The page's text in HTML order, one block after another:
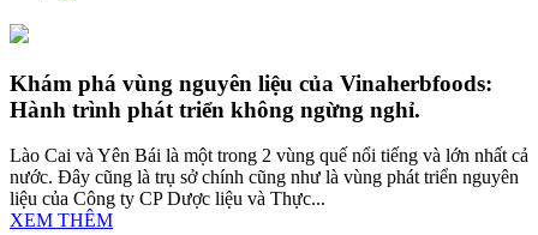
Khám phá vùng nguyên liệu của Vinaherbfoods:
Hành trình phát triển không ngừng nghỉ.
Lào Cai và Yên Bái là một trong 2 vùng quế nổi tiếng và lớn nhất cả
nước. Đây cũng là trụ sở chính cũng như là vùng phát triển nguyên
liệu của Công ty CP Dược liệu và Thực...
XEM THÊM